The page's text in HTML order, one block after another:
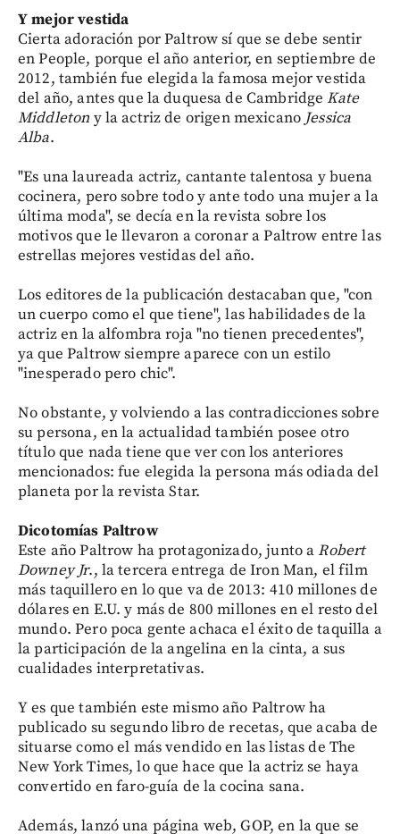
Y mejor vestida
Cierta adoración por Paltrow sí que se debe sentir
en People, porque el año anterior, en septiembre de
2012, también fue elegida la famosa mejor vestida
del año, antes que la duquesa de CambridgeKate
Middleton y la actriz de origen mexicano Jessica
Alba.
"Es una laureada actriz, cantante talentosa y buena
cocinera, pero sobre todo y ante todo una mujer a la
última moda", se decía en la revista sobre los
motivos que le llevaron a coronar a Paltrow entre las
estrellas mejores vestidas del año.
Los editores de la publicación destacaban que, "con
un cuerpo como el que tiene", las habilidades de la
actriz en la alfombra roja "no tienen precedentes",
ya que Paltrow siempre aparece con un estilo
"inesperado pero chic".
No obstante, y volviendo a las contradicciones sobre
su persona, en la actualidad también posee otro
título que nada tiene que ver con los anteriores
mencionados: fue elegida la persona más odiada del
planeta por la revista Star.
Dicotomías Paltrow
Este año Paltrow ha protagonizado, junto aRobert
Downey Jr., la tercera entrega de Iron Man, el film
más taquillero en lo que va de 2013: 410 millones de
dólares en E.U. y más de 800 millones en el resto del
mundo. Pero poca gente achaca el éxito de taquilla a
la participación de la angelina en la cinta, a sus
cualidades interpretativas.
Y es que también este mismo año Paltrow ha
publicado su segundo libro de recetas, que acaba de
situarse como el más vendido en las listas de The
New York Times, lo que hace que la actriz se haya
convertido en faro-guía de la cocina sana.
Además, lanzó una página web, GOP, en la que se